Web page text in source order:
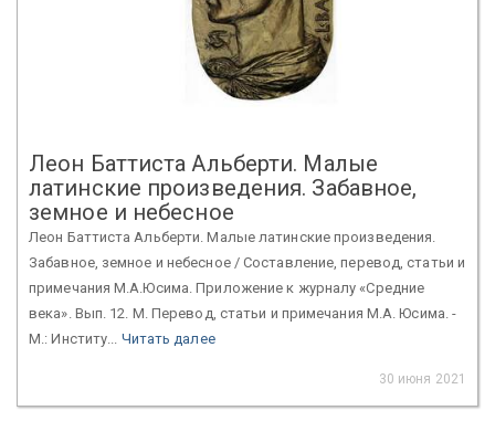
Леон Баттиста Альберти. Малые
латинские произведения. Забавное,
земное и небесное
Леон Баттиста Альберти. Малые латинские произведения.
Забавное, земное и небесное / Составление, перевод, статьи и
примечания М.А.Юсима. Приложение к журналу «Средние
века». Вып. 12. М. Перевод, статьи и примечания М.А. Юсима. -
М.: Институ... Читать далее
30 июня 2021